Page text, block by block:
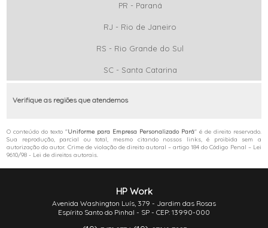
PR - Paraná
RJ - Rio de Janeiro
RS - Rio Grande do Sul
SC - Santa Catarina
Verifique as regiões que atendemos
O conteúdo do texto "Uniforme para Empresa Personalizado Pará" é de direito reservado.
Sua reprodução, parcial ou total, mesmo citando nossos links, é proibida sem a
autorização do autor. Crime de violação de direito autoral – artigo 184 do Código Penal – Lei
9610/98 - Lei de direitos autorais.
HP Work
Avenida Washington Luís, 379 - Jardim das Rosas
Espírito Santo do Pinhal - SP - CEP: 13990-000